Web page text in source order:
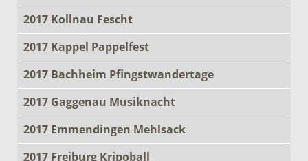
2017 Kollnau Fescht
2017 Kappel Pappelfest
2017 Bachheim Pfingstwandertage
2017 Gaggenau Musiknacht
2017 Emmendingen Mehlsack
2017 Freiburg Kripoball